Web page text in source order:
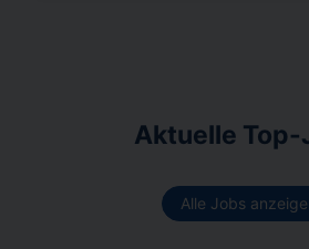
Aktuelle Top-
Alle Jobs